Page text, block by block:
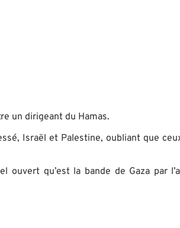
un dirigeant du Hamas.
Israël et Palestine, oubliant que
qu’est la bande de Gaza par